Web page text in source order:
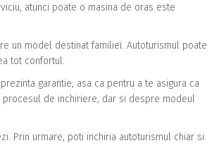
atunci poate o masina de oras este
un model destinat familiei. Autoturismul poate
tot confortul.
garantie, asa ca pentru a te asigura ca
de inchiriere, dar si despre modeul
Prin urmare, poti inchiria autoturismul chiar si